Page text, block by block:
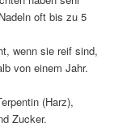
oft bis zu 5
wenn sie reif sind,
von einem Jahr.
(Harz),
Zucker.